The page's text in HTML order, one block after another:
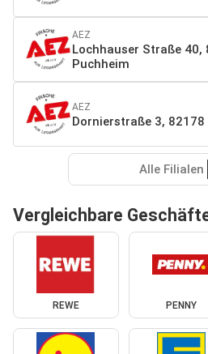
AEZ
Lochhauser Straße 40,
Puchheim
AEZ
Dornierstraße 3, 82178
Alle Filialen
Vergleichbare
REWE PENNY